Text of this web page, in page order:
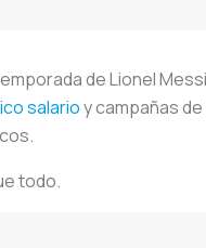
de Lionel
salarioy campañas
todo.